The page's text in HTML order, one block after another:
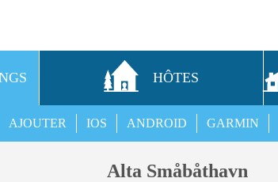
HÔTES
GARMIN
ANDROID
IOS
AJOUTER
Alta Småbåthavn